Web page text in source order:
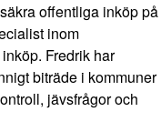
offentliga inköp på
inom
Fredrik har
biträde i kommuner
jävsfrågor och